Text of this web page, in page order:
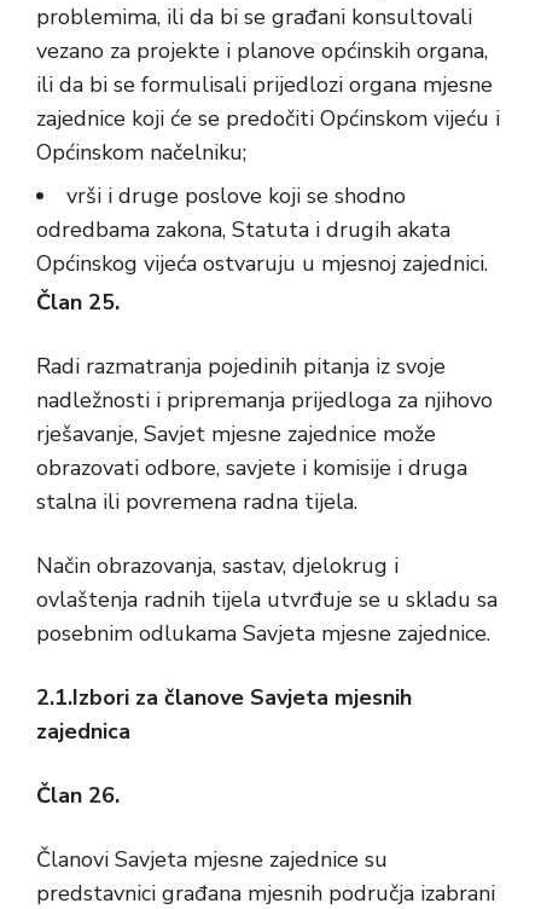
problemima, ili da bi se građani konsultovali
vezano za projekte i planove općinskih organa,
ili da bi se formulisali prijedlozi organa mjesne
zajednice koji će se predočiti Općinskom vijeću i
Općinskom načelniku;
vrši i druge poslove koji se shodno
odredbama zakona, Statuta i drugih akata
Općinskog vijeća ostvaruju u mjesnoj zajednici.
Član 25.
Radi razmatranja pojedinih pitanja iz svoje
nadležnosti i pripremanja prijedloga za njihovo
rješavanje, Savjet mjesne zajednice može
obrazovati odbore, savjete i komisije i druga
stalna ili povremena radna tijela.
Način obrazovanja, sastav, djelokrug i
ovlaštenja radnih tijela utvrđuje se u skladu sa
posebnim odlukama Savjeta mjesne zajednice.
2.1.Izbori za članove Savjeta mjesnih
zajednica
Član 26.
Članovi Savjeta mjesne zajednice su
predstavnici građana mjesnih područja izabrani